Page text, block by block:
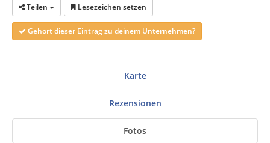
Teilen Lesezeichen setzen
Gehört dieser Eintrag zu deinem Unternehmen?
Karte
Rezensionen
Fotos